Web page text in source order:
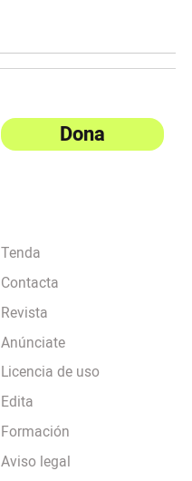
Dona
Tenda
Contacta
Revista
Anúnciate
Licencia de uso
Edita
Formación
Aviso legal